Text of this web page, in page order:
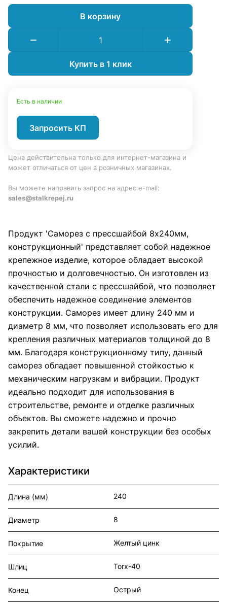
В корзину
Купить в 1 клик
Есть в наличии
Запросить КП
Цена действительна только для интернет-магазина и
может отличаться от цен в розничных магазинах.
Вы можете направить запрос на адрес e-mail:
sales@stalkrepej.ru
Продукт 'Саморез с прессшайбой 8х240мм,
конструкционный' представляет собой надежное
крепежное изделие, которое обладает высокой
прочностью и долговечностью. Он изготовлен из
качественной стали с прессшайбой, что позволяет
обеспечить надежное соединение элементов
конструкции. Саморез имеет длину 240 мм и
диаметр 8 мм, что позволяет использовать его для
крепления различных материалов толщиной до 8
мм. Благодаря конструкционному типу, данный
саморез обладает повышенной стойкостью к
механическим нагрузкам и вибрации. Продукт
идеально подходит для использования в
строительстве, ремонте и отделке различных
объектов. Вы сможете надежно и прочно
закрепить детали вашей конструкции без особых
усилий.
Характеристики
Длина (мм) 240
Диаметр 8
Покрытие Желтый цинк
Шлиц Torx-40
Конец Острый